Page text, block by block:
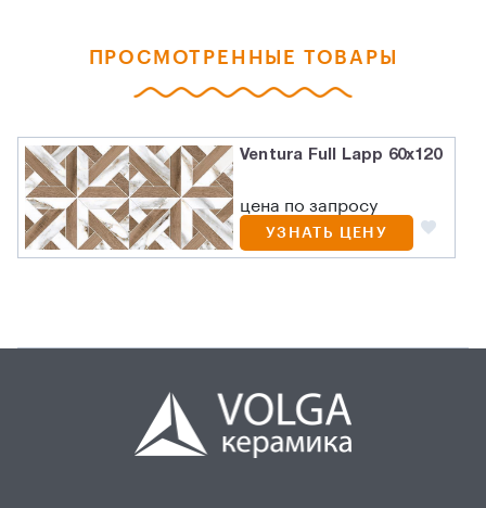
ПРОСМОТРЕННЫЕ ТОВАРЫ
Ventura Full Lapp 60х120
цена по запросу
УЗНАТЬ ЦЕНУ